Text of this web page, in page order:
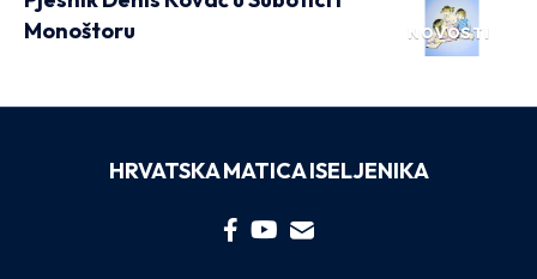
NOVOSTI
Monoštoru
HRVATSKA MATICA ISELJENIKA